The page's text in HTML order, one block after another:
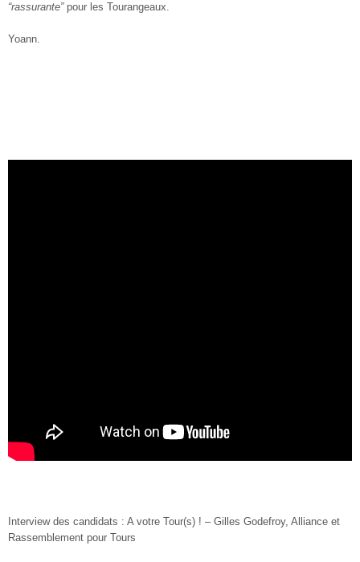
“rassurante”pour les Tourangeaux.
Yoann.
Interview des candidats : A votre Tour(s) ! – Gilles Godefroy, Alliance et
Rassemblement pour Tours